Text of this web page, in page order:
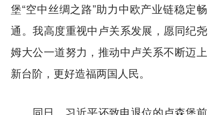
堡“空中丝绸之路”助力中欧产业链稳定畅
通。我高度重视中卢关系发展，愿同纪尧
姆大公一道努力，推动中卢关系不断迈上
新台阶，更好造福两国人民。
同日，习近平还致电退位的卢森堡前